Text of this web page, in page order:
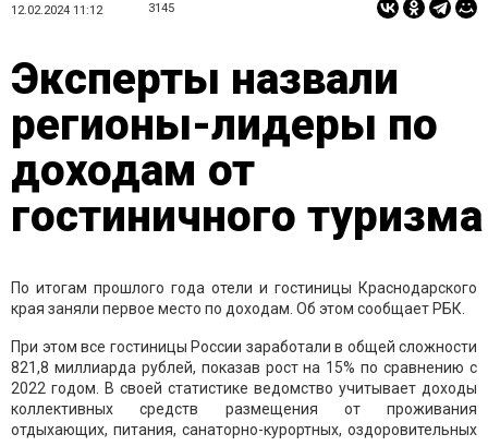
12.02.2024 11:12 3145
Эксперты назвали
регионы-лидеры по
доходам от
гостиничного туризма
По итогам прошлого года отели и гостиницы Краснодарского
края заняли первое место по доходам. Об этом сообщает РБК.
При этом все гостиницы России заработали в общей сложности
821,8 миллиарда рублей, показав рост на 15% по сравнению с
2022 годом. В своей статистике ведомство учитывает доходы
коллективных средств размещения от проживания
отдыхающих, питания, санаторно-курортных, оздоровительных